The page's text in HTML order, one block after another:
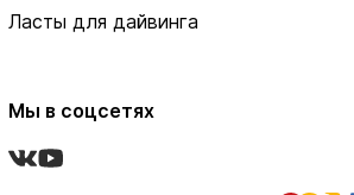
Ласты для дайвинга
Мы в соцсетях